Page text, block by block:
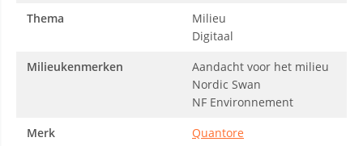
Thema
Milieu
Digitaal
Milieukenmerken
Aandacht voor het milieu
Nordic Swan
NF Environnement
Merk
Quantore